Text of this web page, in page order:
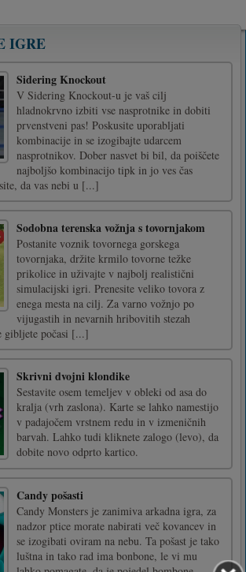
IGRE
Sidering Knockout
V Sidering Knockout-u je vaš cilj
hladnokrvno izbiti vse nasprotnike in dobiti
prvenstveni pas! Poskusite uporabljati
kombinacije in se izogibajte udarcem
nasprotnikov. Dober nasvet bi bil, da poiščete
najboljšo kombinacijo tipk in jo ves čas
da vas nebi u [...]
Sodobna terenska vožnja s tovornjakom
Postanite voznik tovornega gorskega
tovornjaka, držite krmilo tovorne težke
prikolice in uživajte v najbolj realistični
simulacijski igri. Prenesite veliko tovora z
enega mesta na cilj. Za varno vožnjo po
vijugastih in nevarnih hribovitih stezah
gibljete počasi [...]
Skrivni dvojni klondike
Sestavite osem temeljev v obleki od asa do
kralja (vrh zaslona). Karte se lahko namestijo
v padajočem vrstnem redu in v izmeničnih
barvah. Lahko tudi kliknete zalogo (levo), da
dobite novo odprto kartico.
Candy pošasti
Candy Monsters je zanimiva arkadna igra, za
nadzor ptice morate nabirati več kovancev in
se izogibati oviram na nebu. Ta pošast je tako
luštna in tako rad ima bonbone, le vi mu